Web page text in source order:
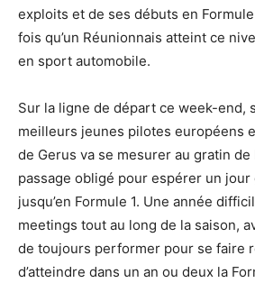
exploits et de ses débuts en
fois qu’un Réunionnais atteint ce
en sport automobile.
Sur la ligne de départ ce week-end,
meilleurs jeunes pilotes européens
de Gerus va se mesurer au gratin
passage obligé pour espérer un
jusqu’en Formule 1. Une année
meetings tout au long de la saison,
de toujours performer pour se faire
d’atteindre dans un an ou deux la